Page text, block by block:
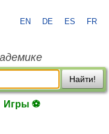
EN DE ES FR
Найти!
Игры ⚽